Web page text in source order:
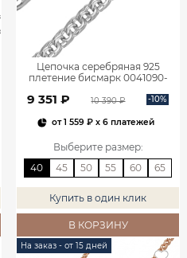
Цепочка серебряная 925
плетение бисмарк 0041090-
9 351 ₽ 10 390 ₽ -10%
от1 559 ₽x 6 платежей
Выберите размер:
40
45 50 55 60 65
Купить в один клик
В КОРЗИНУ
На заказ - от 15 дней